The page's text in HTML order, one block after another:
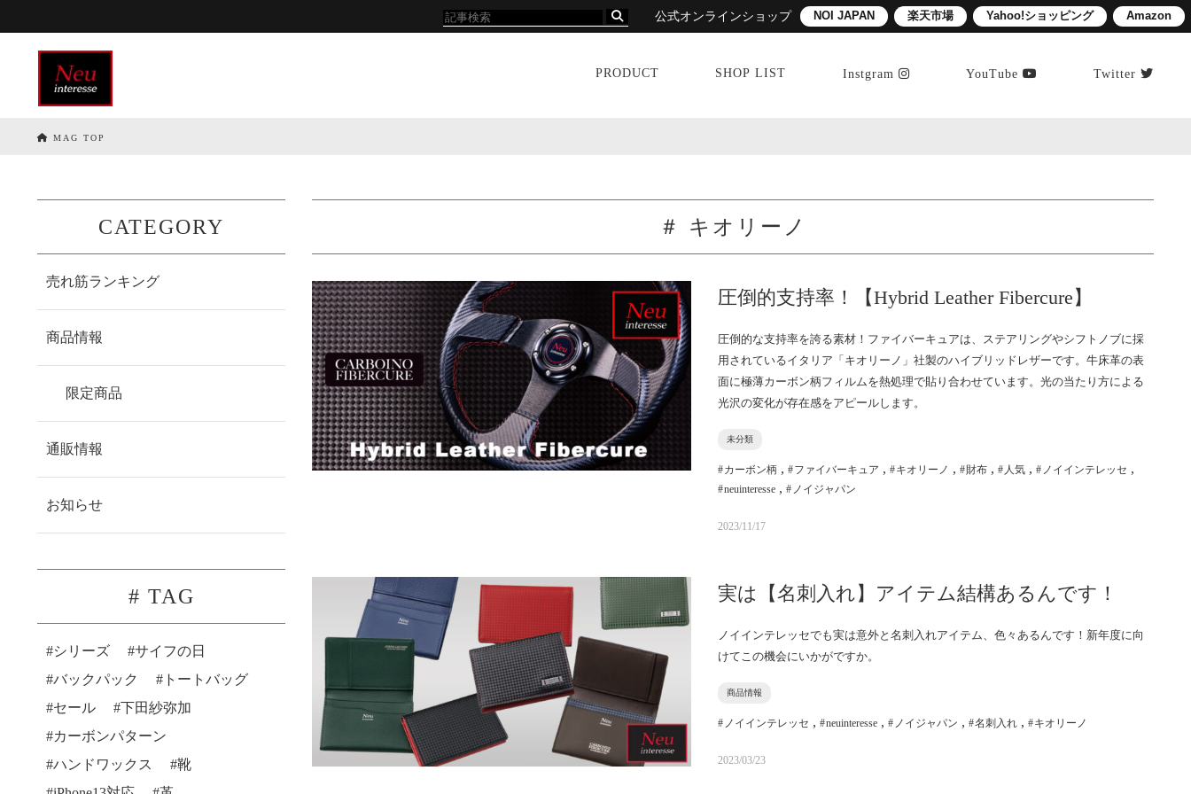
公式オンラインショップ NOI JAPAN 楽天市場 Yahoo!ショッピング Amazon
PRODUCT SHOP LIST Instgram YouTube Twitter
MAG TOP
CATEGORY
売れ筋ランキング
商品情報
限定商品
通販情報
お知らせ
# TAG
シリーズ
サイフの日
バックパック
トートバッグ
セール
下田紗弥加
カーボンパターン
ハンドワックス
靴
＃ キオリーノ
圧倒的支持率！【Hybrid Leather Fibercure】
圧倒的な支持率を誇る素材！ファイバーキュアは、ステアリングやシフトノブに採
用されているイタリア「キオリーノ」社製のハイブリッドレザーです。牛床革の表
面に極薄カーボン柄フィルムを熱処理で貼り合わせています。光の当たり方による
光沢の変化が存在感をアピールします。
未分類
カーボン柄, ファイバーキュア , キオリーノ , 財布, 人気, ノイインテレッセ ,
neuinteresse, ノイジャパン
2023/11/17
実は【名刺入れ】アイテム結構あるんです！
ノイインテレッセでも実は意外と名刺入れアイテム、色々あるんです！新年度に向
けてこの機会にいかがですか。
商品情報
ノイインテレッセ , neuinteresse, ノイジャパン , 名刺入れ, キオリーノ
2023/03/23